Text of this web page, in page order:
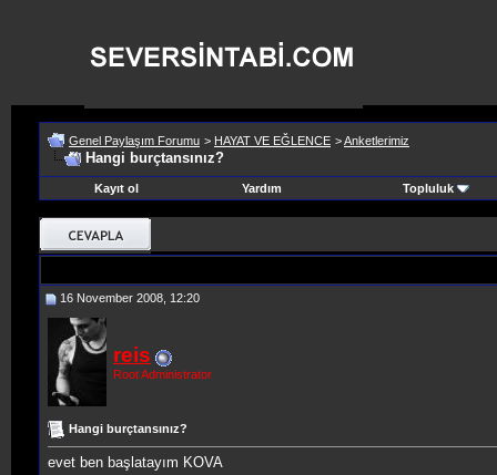
Genel Paylaşım Forumu > HAYAT VE EĞLENCE >Anketlerimiz
Hangi burçtansınız?
Kayıt ol Yardım Topluluk
16 November 2008, 12:20
reis
Root Administrator
Hangi burçtansınız?
evet ben başlatayım KOVA